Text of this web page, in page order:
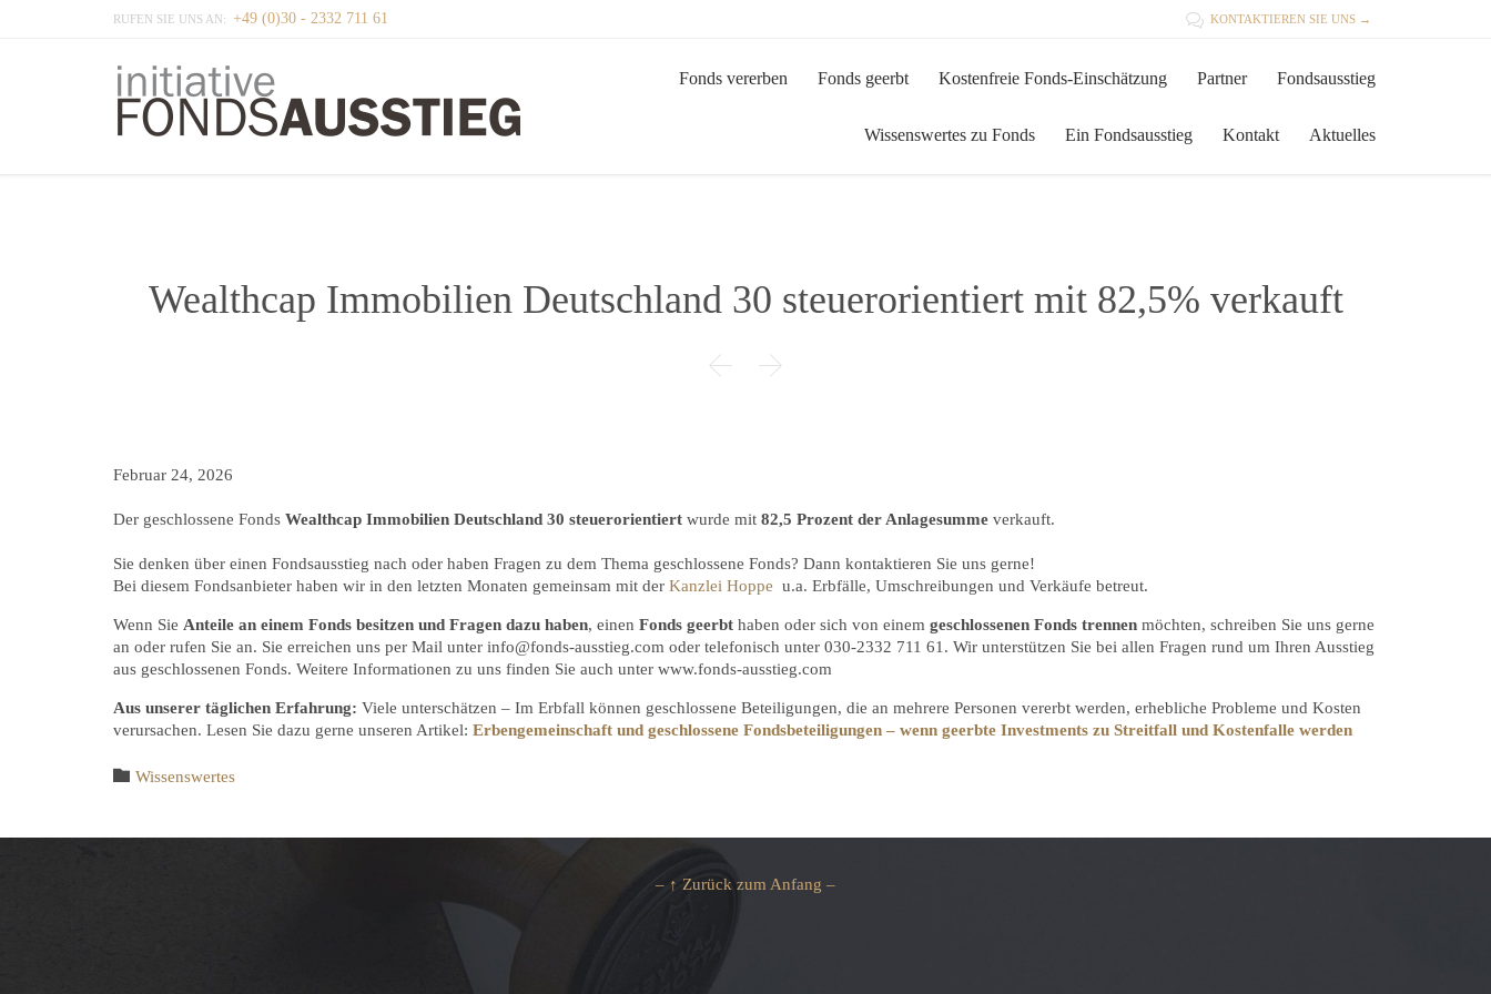
RUFEN SIE UNS AN: +49 (0)30 - 2332 711 61  KONTAKTIEREN SIE UNS →
Fonds vererben Fonds geerbt Kostenfreie Fonds-Einschätzung Partner Fondsausstieg
Wissenswertes zu Fonds Ein Fondsausstieg Kontakt Aktuelles
Wealthcap Immobilien Deutschland 30 steuerorientiert mit 82,5% verkauft
 
Februar 24, 2026
Der geschlossene Fonds Wealthcap Immobilien Deutschland 30 steuerorientiert wurde mit 82,5 Prozent der Anlagesumme verkauft.
Sie denken über einen Fondsausstieg nach oder haben Fragen zu dem Thema geschlossene Fonds? Dann kontaktieren Sie uns gerne!
Bei diesem Fondsanbieter haben wir in den letzten Monaten gemeinsam mit der Kanzlei Hoppe u.a. Erbfälle, Umschreibungen und Verkäufe betreut.
Wenn Sie Anteile an einem Fonds besitzen und Fragen dazu haben, einen Fonds geerbt haben oder sich von einem geschlossenen Fonds trennen möchten, schreiben Sie uns gerne
an oder rufen Sie an. Sie erreichen uns per Mail unter info@fonds-ausstieg.com oder telefonisch unter 030-2332 711 61. Wir unterstützen Sie bei allen Fragen rund um Ihren Ausstieg
aus geschlossenen Fonds. Weitere Informationen zu uns finden Sie auch unter www.fonds-ausstieg.com
Aus unserer täglichen Erfahrung: Viele unterschätzen – Im Erbfall können geschlossene Beteiligungen, die an mehrere Personen vererbt werden, erhebliche Probleme und Kosten
verursachen. Lesen Sie dazu gerne unseren Artikel: Erbengemeinschaft und geschlossene Fondsbeteiligungen – wenn geerbte Investments zu Streitfall und Kostenfalle werden
 Category
Wissenswertes
– ↑ Zurück zum Anfang –